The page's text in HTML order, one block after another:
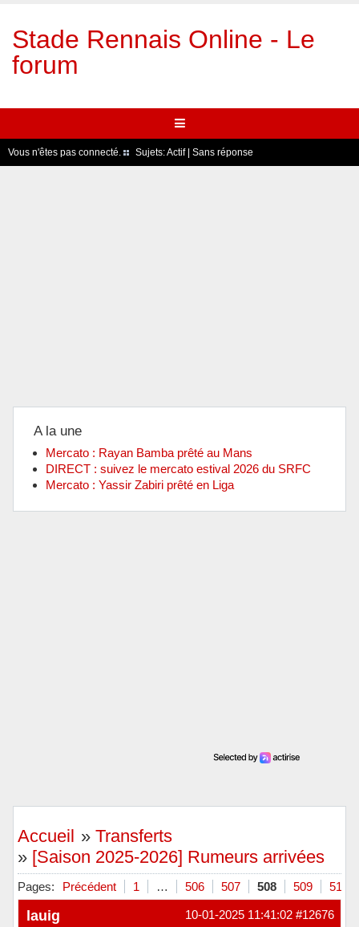
Stade Rennais Online - Le
forum
Vous n'êtes pas connecté. Sujets:Actif| Sans réponse
A la une
Mercato : Rayan Bamba prêté au Mans
DIRECT : suivez le mercato estival 2026 du SRFC
Mercato : Yassir Zabiri prêté en Liga
Accueil »Transferts
» [Saison 2025-2026] Rumeurs arrivées
Pages: Précédent 1 … 506 507 508 509 510
#12676
10-01-2025 11:41:02
lauig